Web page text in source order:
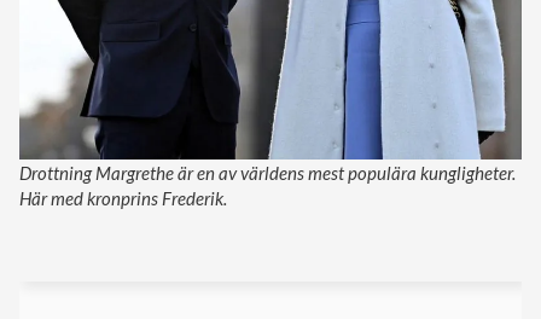
Drottning Margrethe är en av världens mest populära kungligheter.
Här med kronprins Frederik.